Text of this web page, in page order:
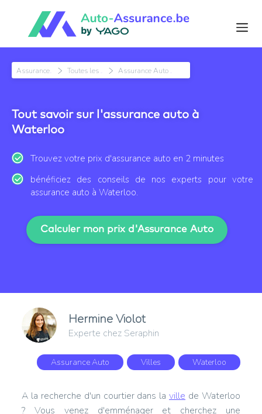
Tout savoir sur l'assurance auto à
Waterloo
Trouvez votre prix d'assurance auto en 2 minutes
bénéficiez des conseils de nos experts pour votre
assurance auto à Waterloo.
Calculer mon prix d'Assurance Auto
Hermine Violot
Experte chez Seraphin
Assurance Auto Villes Waterloo
A la recherche d'un courtier dans la ville de Waterloo
? Vous venez d'emménager et cherchez une